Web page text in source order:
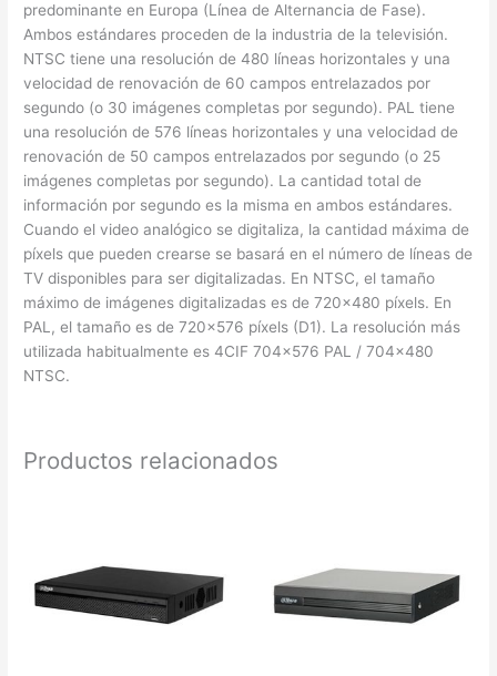
predominante en Europa (Línea de Alternancia de Fase).
Ambos estándares proceden de la industria de la televisión.
NTSC tiene una resolución de 480 líneas horizontales y una
velocidad de renovación de 60 campos entrelazados por
segundo (o 30 imágenes completas por segundo). PAL tiene
una resolución de 576 líneas horizontales y una velocidad de
renovación de 50 campos entrelazados por segundo (o 25
imágenes completas por segundo). La cantidad total de
información por segundo es la misma en ambos estándares.
Cuando el video analógico se digitaliza, la cantidad máxima de
píxels que pueden crearse se basará en el número de líneas de
TV disponibles para ser digitalizadas. En NTSC, el tamaño
máximo de imágenes digitalizadas es de 720×480 píxels. En
PAL, el tamaño es de 720×576 píxels (D1). La resolución más
utilizada habitualmente es 4CIF 704×576 PAL / 704×480
NTSC.
Productos relacionados